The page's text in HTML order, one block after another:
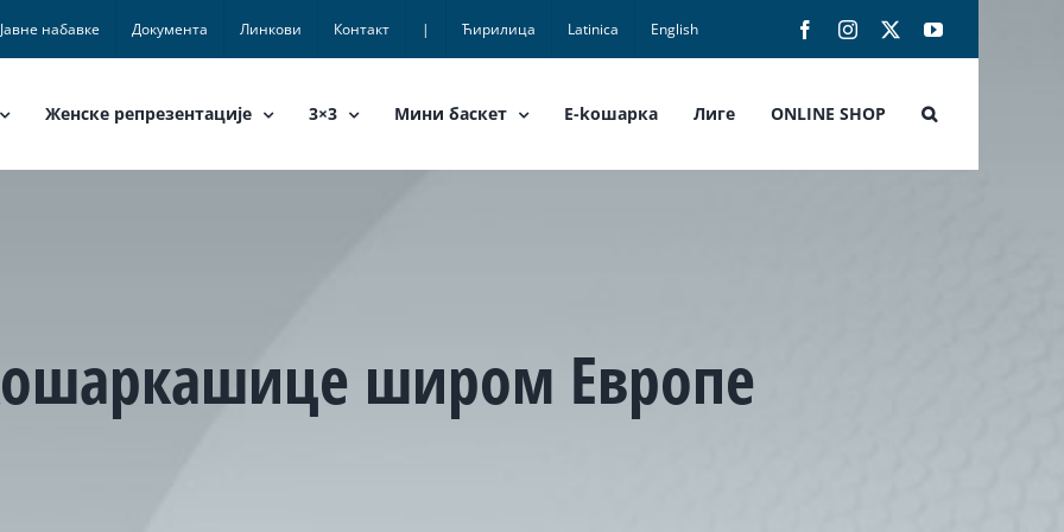
Јавне набавке Документа Линкови Контакт | Ћирилица Latinica English FacebookInstagram YouTube
Женске репрезентације 3×3 Мини баскет E-koшарка Лиге ONLINE SHOP
широм Европе